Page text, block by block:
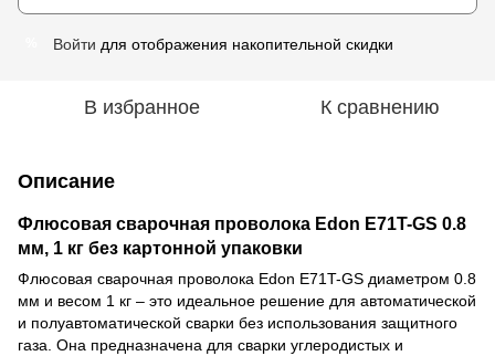
Войти для отображения накопительной скидки
В избранное К сравнению
Описание
Флюсовая сварочная проволока Edon E71T-GS 0.8
мм, 1 кг без картонной упаковки
Флюсовая сварочная проволока Edon E71T-GS диаметром 0.8
мм и весом 1 кг – это идеальное решение для автоматической
и полуавтоматической сварки без использования защитного
газа. Она предназначена для сварки углеродистых и